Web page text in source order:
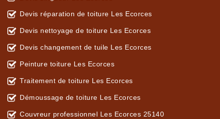
Devis réparation de toiture Les Ecorces
Devis nettoyage de toiture Les Ecorces
Devis changement de tuile Les Ecorces
Peinture toiture Les Ecorces
Traitement de toiture Les Ecorces
Démoussage de toiture Les Ecorces
Couvreur professionnel Les Ecorces 25140